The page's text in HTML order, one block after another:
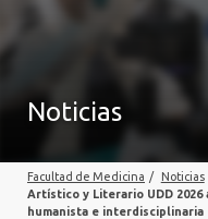
Noticias
Facultad de Medicina / Noticias
Artístico y Literario UDD 2026
humanista e interdisciplinaria